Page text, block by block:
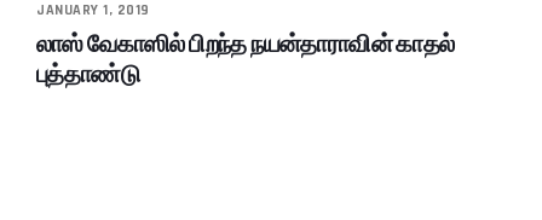
JANUARY 1, 2019
லாஸ் வேகாஸில் பிறந்த நயன்தாராவின் காதல்
புத்தாண்டு